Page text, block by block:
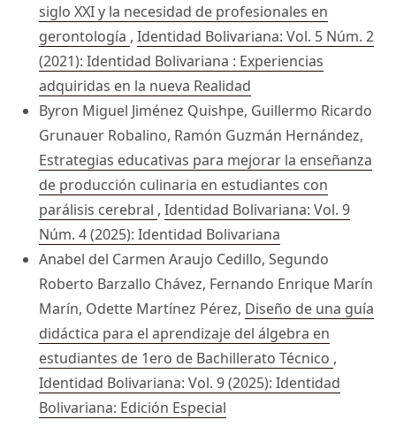
siglo XXI y la necesidad de profesionales en
gerontología , Identidad Bolivariana: Vol. 5 Núm. 2
(2021): Identidad Bolivariana : Experiencias
adquiridas en la nueva Realidad
Byron Miguel Jiménez Quishpe, Guillermo Ricardo
Grunauer Robalino, Ramón Guzmán Hernández,
Estrategias educativas para mejorar la enseñanza
de producción culinaria en estudiantes con
parálisis cerebral , Identidad Bolivariana: Vol. 9
Núm. 4 (2025): Identidad Bolivariana
Anabel del Carmen Araujo Cedillo, Segundo
Roberto Barzallo Chávez, Fernando Enrique Marín
Marín, Odette Martínez Pérez, Diseño de una guía
didáctica para el aprendizaje del álgebra en
estudiantes de 1ero de Bachillerato Técnico ,
Identidad Bolivariana: Vol. 9 (2025): Identidad
Bolivariana: Edición Especial